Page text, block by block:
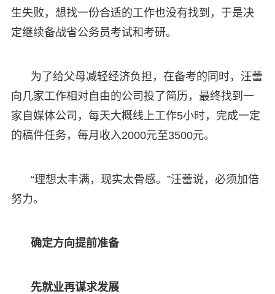
生失败，想找一份合适的工作也没有找到，于是决
定继续备战省公务员考试和考研。
为了给父母减轻经济负担，在备考的同时，汪蕾
向几家工作相对自由的公司投了简历，最终找到一
家自媒体公司，每天大概线上工作5小时，完成一定
的稿件任务，每月收入2000元至3500元。
“理想太丰满，现实太骨感。”汪蕾说，必须加倍
努力。
确定方向提前准备
先就业再谋求发展